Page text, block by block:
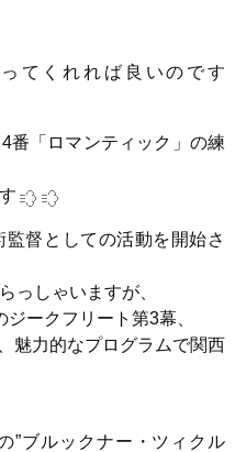
てくれれば良いのです
番「ロマンティック」の練
督としての活動を開始さ
っしゃいますが、
ークフリート第3幕、
魅力的なプログラムで関西
”ブルックナー・ツィクル